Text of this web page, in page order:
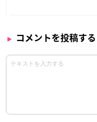
コメントを投稿する